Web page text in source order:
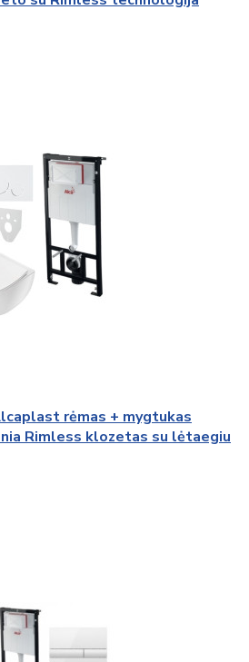
rėmas + mygtukas